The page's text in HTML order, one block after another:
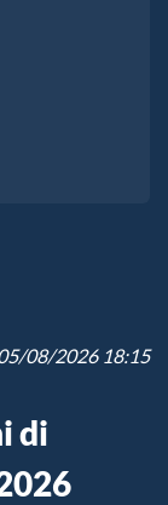
08/2026 18:15
di